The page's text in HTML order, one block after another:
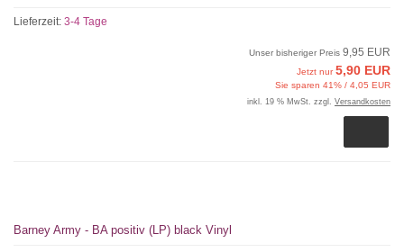
Lieferzeit: 3-4 Tage
Unser bisheriger Preis 9,95 EUR
Jetzt nur5,90 EUR
Sie sparen 41% / 4,05 EUR
inkl. 19 % MwSt. zzgl. Versandkosten
Barney Army - BA positiv (LP) black Vinyl